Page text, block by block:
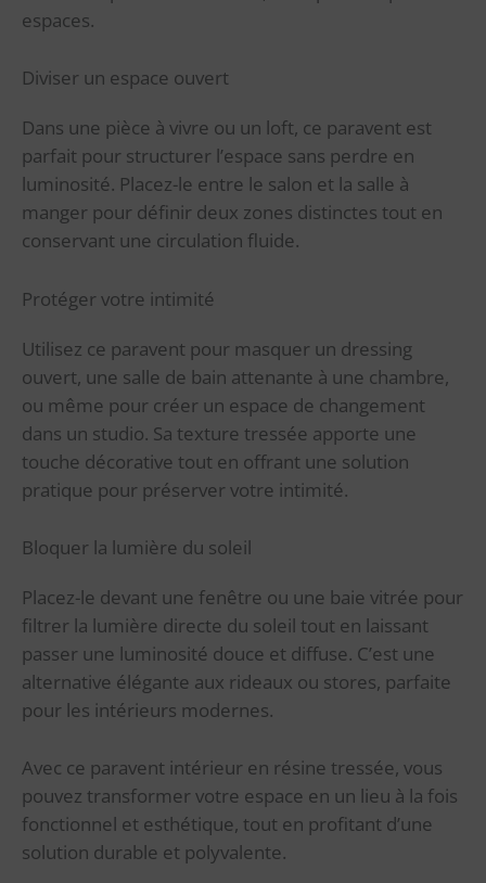
espaces.
Diviser un espace ouvert
Dans une pièce à vivre ou un loft, ce paravent est
parfait pour structurer l’espace sans perdre en
luminosité. Placez-le entre le salon et la salle à
manger pour définir deux zones distinctes tout en
conservant une circulation fluide.
Protéger votre intimité
Utilisez ce paravent pour masquer un dressing
ouvert, une salle de bain attenante à une chambre,
ou même pour créer un espace de changement
dans un studio. Sa texture tressée apporte une
touche décorative tout en offrant une solution
pratique pour préserver votre intimité.
Bloquer la lumière du soleil
Placez-le devant une fenêtre ou une baie vitrée pour
filtrer la lumière directe du soleil tout en laissant
passer une luminosité douce et diffuse. C’est une
alternative élégante aux rideaux ou stores, parfaite
pour les intérieurs modernes.
Avec ce paravent intérieur en résine tressée, vous
pouvez transformer votre espace en un lieu à la fois
fonctionnel et esthétique, tout en profitant d’une
solution durable et polyvalente.